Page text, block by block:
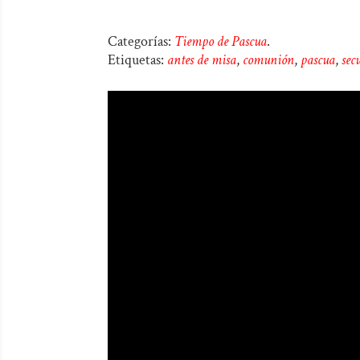
Categorías: Tiempo de Pascua.
Etiquetas: antes de misa, comunión, pascua,